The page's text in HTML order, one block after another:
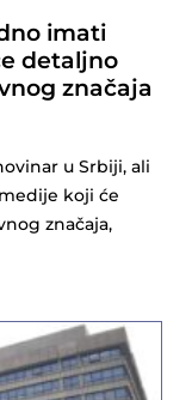
imati
detaljno
značaja
u Srbiji, ali
koji će
značaja,